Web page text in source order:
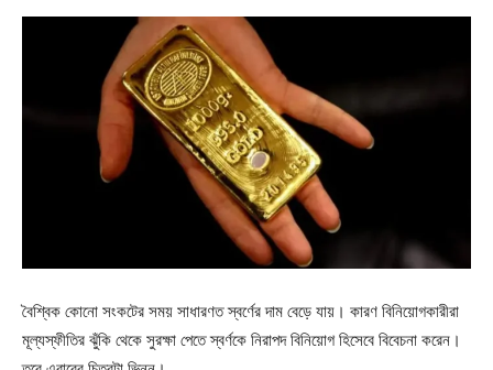
বৈশ্বিক কোনো সংকটের সময় সাধারণত স্বর্ণের দাম বেড়ে যায়। কারণ বিনিয়োগকারীরা
মূল্যস্ফীতির ঝুঁকি থেকে সুরক্ষা পেতে স্বর্ণকে নিরাপদ বিনিয়োগ হিসেবে বিবেচনা করেন।